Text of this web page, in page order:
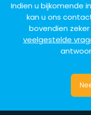
Indien u bijkomende
kan u ons
bovendien
veelgestelde